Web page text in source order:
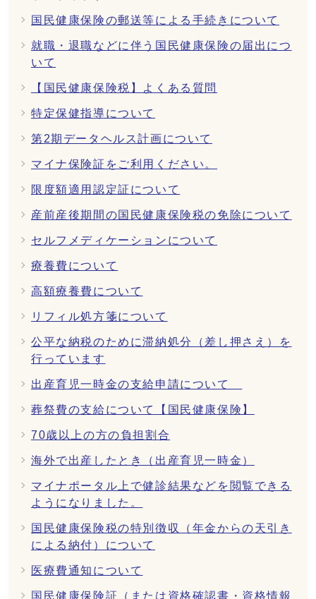
国民健康保険の郵送等による手続きについて
就職・退職などに伴う国民健康保険の届出につ
いて
【国民健康保険税】よくある質問
特定保健指導について
第2期データヘルス計画について
マイナ保険証をご利用ください。
限度額適用認定証について
産前産後期間の国民健康保険税の免除について
セルフメディケーションについて
療養費について
高額療養費について
リフィル処方箋について
公平な納税のために滞納処分（差し押さえ）を
行っています
出産育児一時金の支給申請について
葬祭費の支給について【国民健康保険】
70歳以上の方の負担割合
海外で出産したとき（出産育児一時金）
マイナポータル上で健診結果などを閲覧できる
ようになりました。
国民健康保険税の特別徴収（年金からの天引き
による納付）について
医療費通知について
国民健康保険証（または資格確認書・資格情報